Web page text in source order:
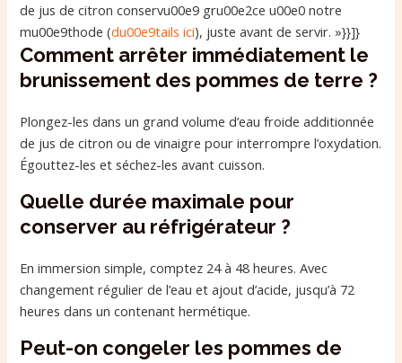
de jus de citron conservu00e9 gru00e2ce u00e0 notre
mu00e9thode (du00e9tails ici), juste avant de servir. »}}]}
Comment arrêter immédiatement le
brunissement des pommes de terre ?
Plongez-les dans un grand volume d’eau froide additionnée
de jus de citron ou de vinaigre pour interrompre l’oxydation.
Égouttez-les et séchez-les avant cuisson.
Quelle durée maximale pour
conserver au réfrigérateur ?
En immersion simple, comptez 24 à 48 heures. Avec
changement régulier de l’eau et ajout d’acide, jusqu’à 72
heures dans un contenant hermétique.
Peut-on congeler les pommes de